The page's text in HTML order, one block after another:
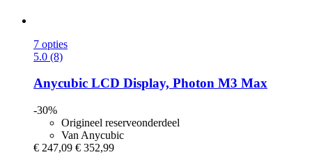
7 opties
5.0 (8)
Anycubic LCD Display, Photon M3 Max
-30%
Origineel reserveonderdeel
Van Anycubic
€ 247,09 € 352,99